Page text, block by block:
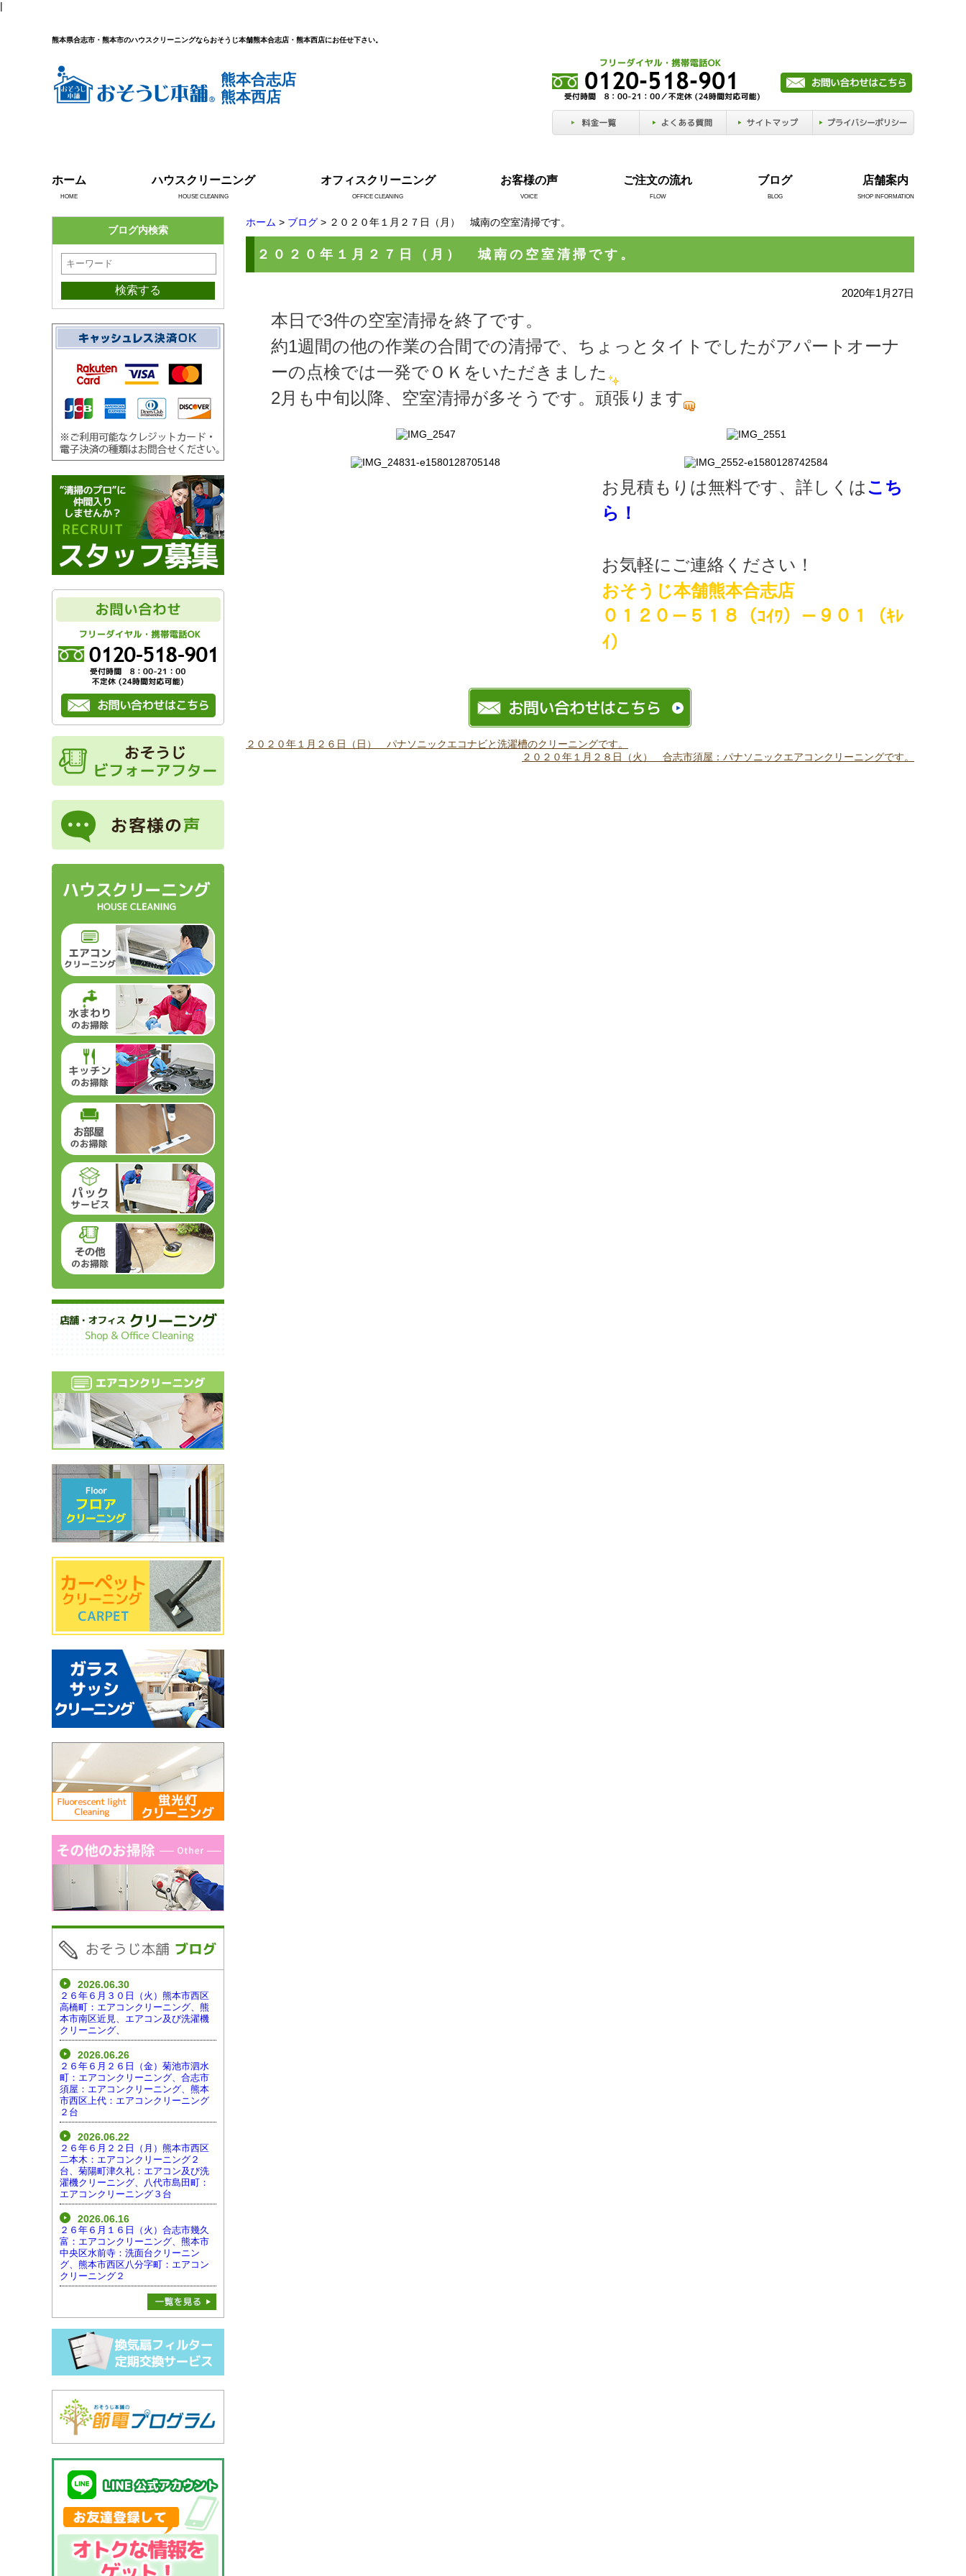
|
熊本県合志市・熊本市のハウスクリーニングならおそうじ本舗熊本合志店・熊本西店にお任せ下さい。
熊本合志店
熊本西店
ホーム
HOME
ハウスクリーニング
HOUSE CLEANING
オフィスクリーニング
OFFICE CLEANING
お客様の声
VOICE
ご注文の流れ
FLOW
ブログ
BLOG
店舗案内
SHOP INFORMATION
ホーム > ブログ > ２０２０年１月２７日（月） 城南の空室清掃です。
２０２０年１月２７日（月） 城南の空室清掃です。
2020年1月27日
本日で3件の空室清掃を終了です。
約1週間の他の作業の合間での清掃で、ちょっとタイトでしたがアパートオーナ
ーの点検では一発でＯＫをいただきました
2月も中旬以降、空室清掃が多そうです。頑張ります
お見積もりは無料です、詳しくはこち
ら！
お気軽にご連絡ください！
おそうじ本舗熊本合志店
０１２０－５１８（ｺｲﾜ）－９０１（ｷﾚ
ｲ）
２０２０年１月２６日（日） パナソニックエコナビと洗濯槽のクリーニングです。
２０２０年１月２８日（火） 合志市須屋：パナソニックエアコンクリーニングです。
ブログ内検索
2026.06.30
２６年６月３０日（火）熊本市西区
高橋町：エアコンクリーニング、熊
本市南区近見、エアコン及び洗濯機
クリーニング、
2026.06.26
２６年６月２６日（金）菊池市泗水
町：エアコンクリーニング、合志市
須屋：エアコンクリーニング、熊本
市西区上代：エアコンクリーニング
２台
2026.06.22
２６年６月２２日（月）熊本市西区
二本木：エアコンクリーニング２
台、菊陽町津久礼：エアコン及び洗
濯機クリーニング、八代市島田町：
エアコンクリーニング３台
2026.06.16
２６年６月１６日（火）合志市幾久
富：エアコンクリーニング、熊本市
中央区水前寺：洗面台クリーニン
グ、熊本市西区八分字町：エアコン
クリーニング２